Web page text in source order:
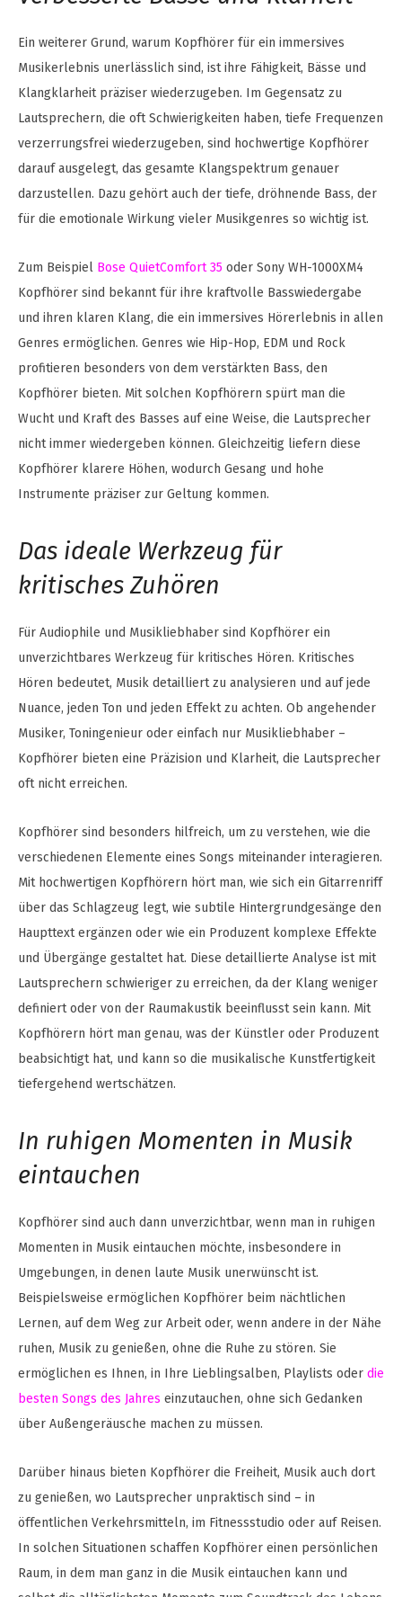
Ein weiterer Grund, warum Kopfhörer für ein immersives
Musikerlebnis unerlässlich sind, ist ihre Fähigkeit, Bässe und
Klangklarheit präziser wiederzugeben. Im Gegensatz zu
Lautsprechern, die oft Schwierigkeiten haben, tiefe Frequenzen
verzerrungsfrei wiederzugeben, sind hochwertige Kopfhörer
darauf ausgelegt, das gesamte Klangspektrum genauer
darzustellen. Dazu gehört auch der tiefe, dröhnende Bass, der
für die emotionale Wirkung vieler Musikgenres so wichtig ist.
Zum Beispiel Bose QuietComfort 35 oder Sony WH-1000XM4
Kopfhörer sind bekannt für ihre kraftvolle Basswiedergabe
und ihren klaren Klang, die ein immersives Hörerlebnis in allen
Genres ermöglichen. Genres wie Hip-Hop, EDM und Rock
profitieren besonders von dem verstärkten Bass, den
Kopfhörer bieten. Mit solchen Kopfhörern spürt man die
Wucht und Kraft des Basses auf eine Weise, die Lautsprecher
nicht immer wiedergeben können. Gleichzeitig liefern diese
Kopfhörer klarere Höhen, wodurch Gesang und hohe
Instrumente präziser zur Geltung kommen.
Das ideale Werkzeug für
kritisches Zuhören
Für Audiophile und Musikliebhaber sind Kopfhörer ein
unverzichtbares Werkzeug für kritisches Hören. Kritisches
Hören bedeutet, Musik detailliert zu analysieren und auf jede
Nuance, jeden Ton und jeden Effekt zu achten. Ob angehender
Musiker, Toningenieur oder einfach nur Musikliebhaber –
Kopfhörer bieten eine Präzision und Klarheit, die Lautsprecher
oft nicht erreichen.
Kopfhörer sind besonders hilfreich, um zu verstehen, wie die
verschiedenen Elemente eines Songs miteinander interagieren.
Mit hochwertigen Kopfhörern hört man, wie sich ein Gitarrenriff
über das Schlagzeug legt, wie subtile Hintergrundgesänge den
Haupttext ergänzen oder wie ein Produzent komplexe Effekte
und Übergänge gestaltet hat. Diese detaillierte Analyse ist mit
Lautsprechern schwieriger zu erreichen, da der Klang weniger
definiert oder von der Raumakustik beeinflusst sein kann. Mit
Kopfhörern hört man genau, was der Künstler oder Produzent
beabsichtigt hat, und kann so die musikalische Kunstfertigkeit
tiefergehend wertschätzen.
In ruhigen Momenten in Musik
eintauchen
Kopfhörer sind auch dann unverzichtbar, wenn man in ruhigen
Momenten in Musik eintauchen möchte, insbesondere in
Umgebungen, in denen laute Musik unerwünscht ist.
Beispielsweise ermöglichen Kopfhörer beim nächtlichen
Lernen, auf dem Weg zur Arbeit oder, wenn andere in der Nähe
ruhen, Musik zu genießen, ohne die Ruhe zu stören. Sie
ermöglichen es Ihnen, in Ihre Lieblingsalben, Playlists oder die
besten Songs des Jahres einzutauchen, ohne sich Gedanken
über Außengeräusche machen zu müssen.
Darüber hinaus bieten Kopfhörer die Freiheit, Musik auch dort
zu genießen, wo Lautsprecher unpraktisch sind – in
öffentlichen Verkehrsmitteln, im Fitnessstudio oder auf Reisen.
In solchen Situationen schaffen Kopfhörer einen persönlichen
Raum, in dem man ganz in die Musik eintauchen kann und